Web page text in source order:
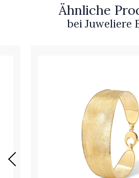
Ähnliche
bei Juweliere